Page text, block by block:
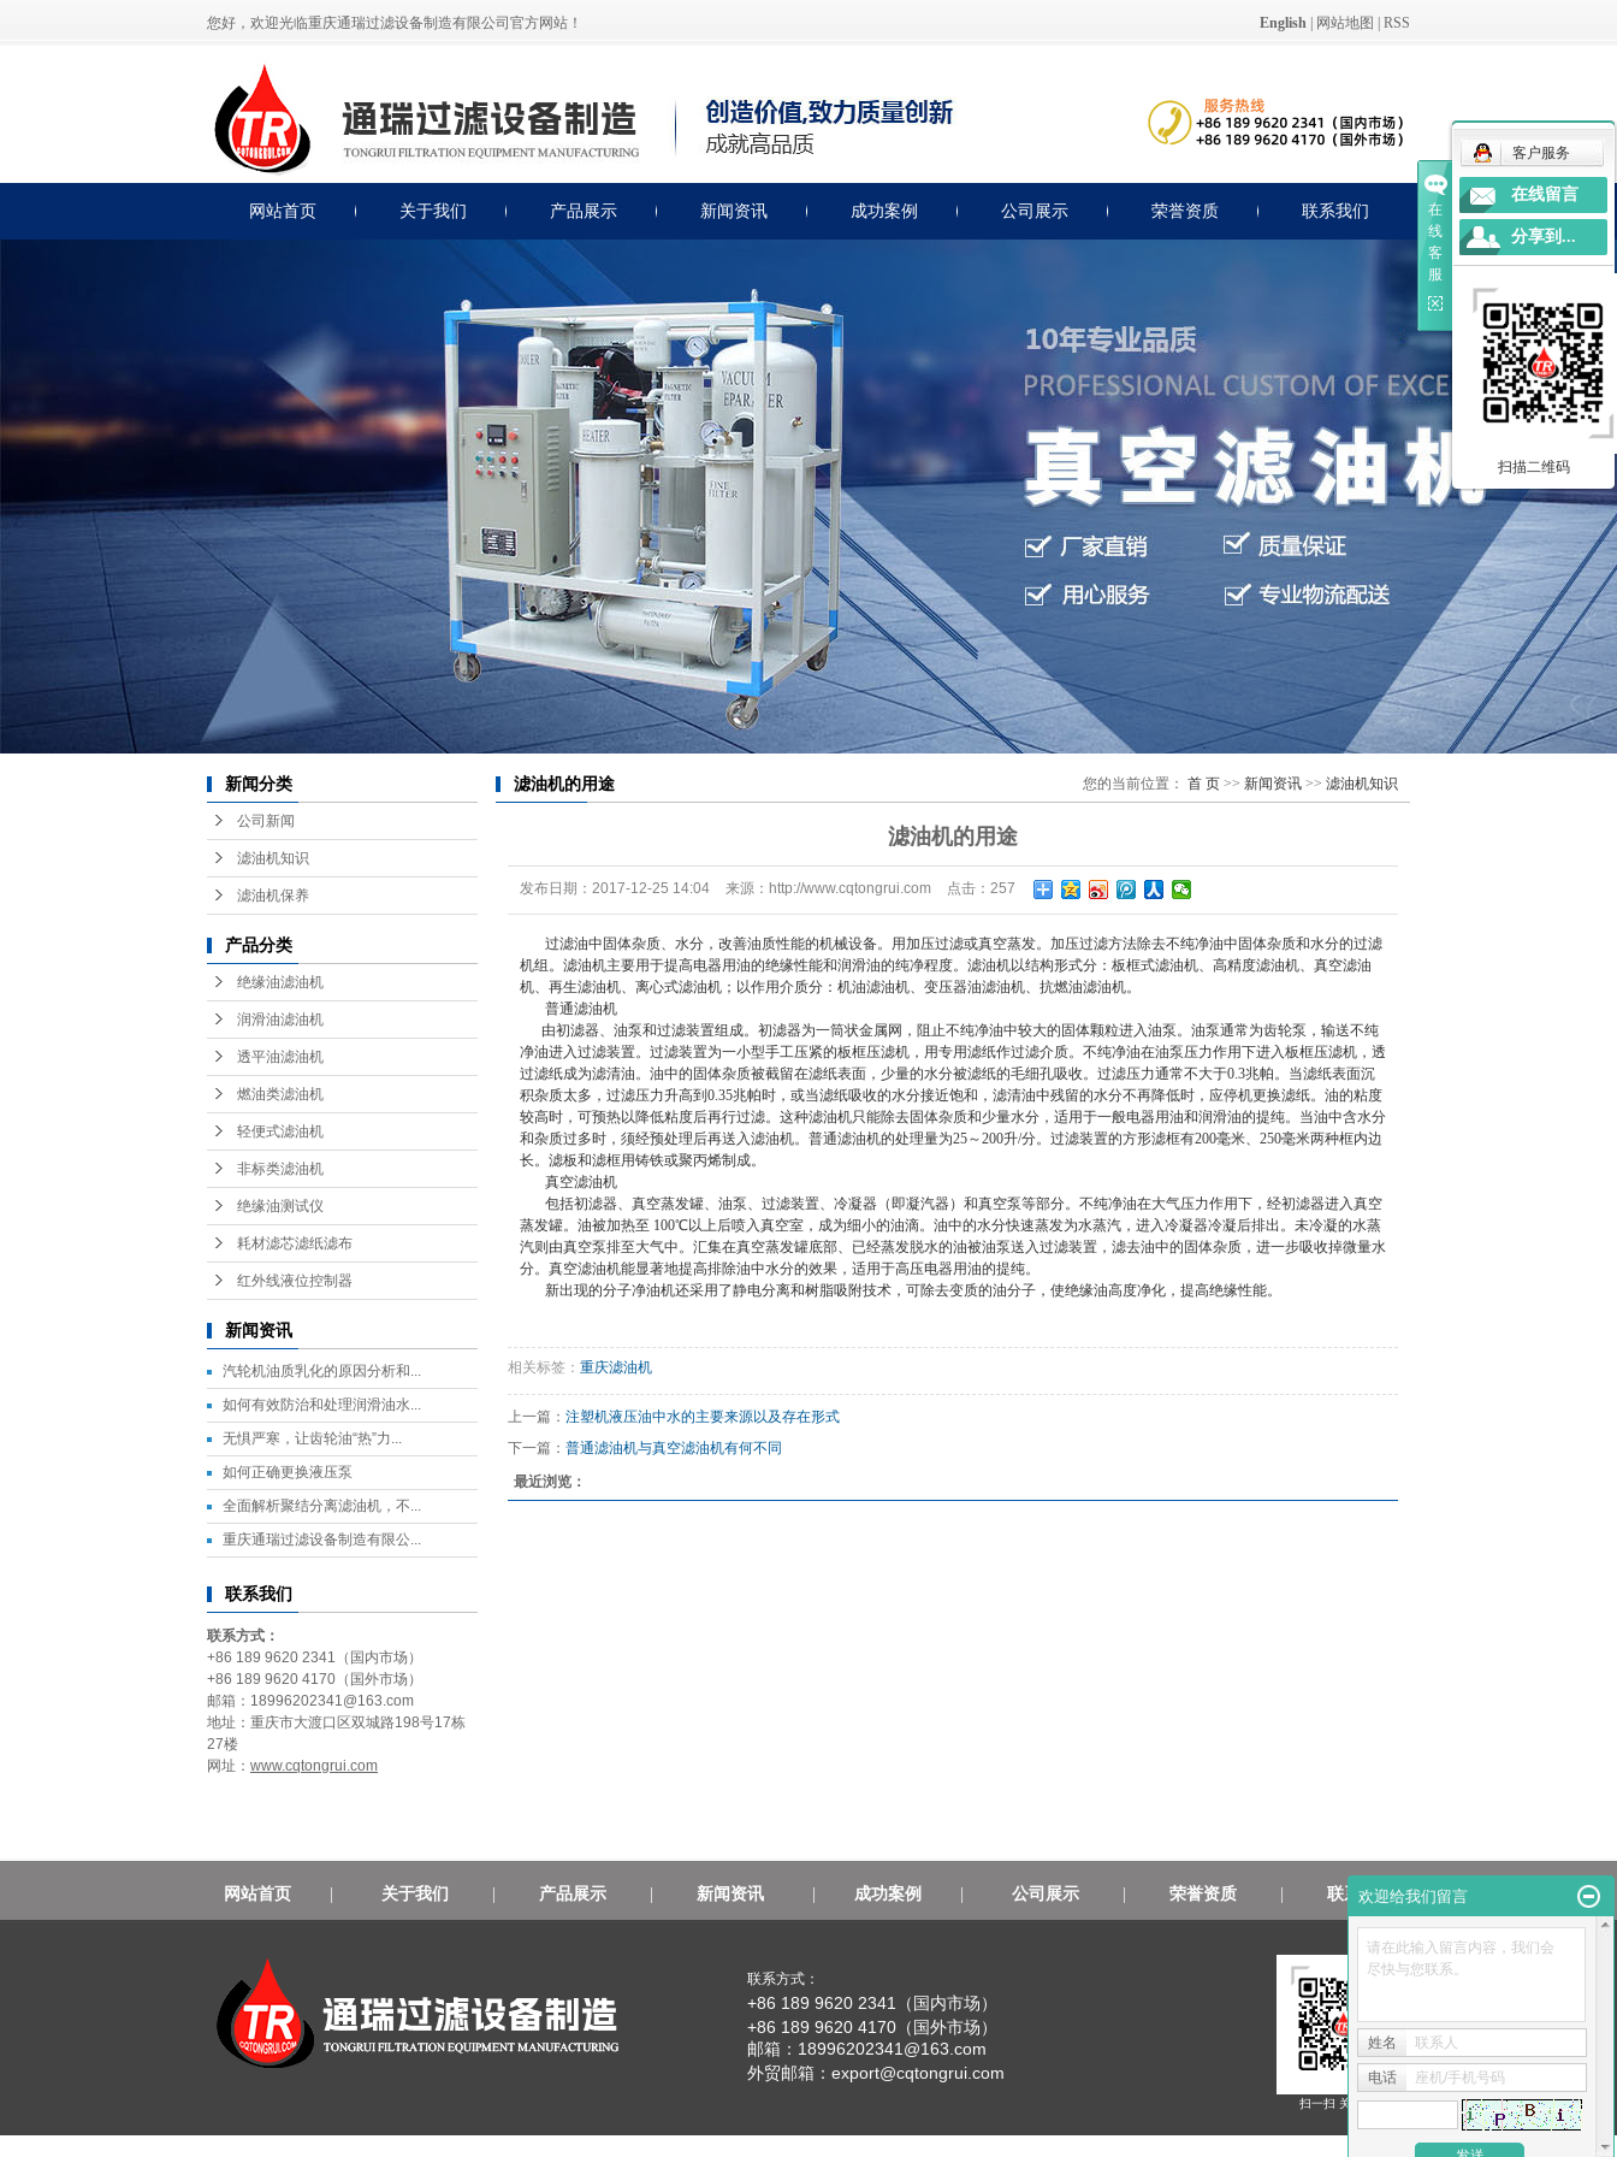
您好，欢迎光临重庆通瑞过滤设备制造有限公司官方网站！ English 网站地图 RSS
网站首页 关于我们
公司展示
联系我们
产品展示
绝缘油滤油机
润滑油滤油机
透平油滤油机
燃油类滤油机
轻便式滤油机
非标类滤油机
绝缘油测试仪
耗材滤芯滤纸滤布
红外线液位控制器
新闻资讯
滤油机知识
滤油机保养
成功案例 公司展示 荣誉资质 联系我们
新闻分类
公司新闻
滤油机知识
滤油机保养
产品分类
绝缘油滤油机
润滑油滤油机
透平油滤油机
燃油类滤油机
轻便式滤油机
非标类滤油机
绝缘油测试仪
耗材滤芯滤纸滤布
红外线液位控制器
新闻资讯
汽轮机油质乳化的原因分析和...
如何有效防治和处理润滑油水...
无惧严寒，让齿轮油“热”力...
如何正确更换液压泵
全面解析聚结分离滤油机，不...
重庆通瑞过滤设备制造有限公...
联系我们
联系方式：
+86 189 9620 2341（国内市场）
+86 189 9620 4170（国外市场）
邮箱：18996202341@163.com
地址：重庆市大渡口区双城路198号17栋
27楼
网址： www.cqtongrui.com
滤油机的用途 您的当前位置： 首 页 >> 新闻资讯 >> 滤油机知识
滤油机的用途
发布日期： 2017-12-25 14:04 来源： http://www.cqtongrui.com 点击： 257
过滤油中固体杂质、水分，改善油质性能的机械设备。用加压过滤或真空蒸发。加压过滤方法除去不纯净油中固体杂质和水分的过滤
机组。滤油机主要用于提高电器用油的绝缘性能和润滑油的纯净程度。滤油机以结构形式分：板框式滤油机、高精度滤油机、真空滤油
机、再生滤油机、离心式滤油机；以作用介质分：机油滤油机、变压器油滤油机、抗燃油滤油机。
普通滤油机
由初滤器、油泵和过滤装置组成。初滤器为一筒状金属网，阻止不纯净油中较大的固体颗粒进入油泵。油泵通常为齿轮泵，输送不纯
净油进入过滤装置。过滤装置为一小型手工压紧的板框压滤机，用专用滤纸作过滤介质。不纯净油在油泵压力作用下进入板框压滤机，透
过滤纸成为滤清油。油中的固体杂质被截留在滤纸表面，少量的水分被滤纸的毛细孔吸收。过滤压力通常不大于0.3兆帕。当滤纸表面沉
积杂质太多，过滤压力升高到0.35兆帕时，或当滤纸吸收的水分接近饱和，滤清油中残留的水分不再降低时，应停机更换滤纸。油的粘度
较高时，可预热以降低粘度后再行过滤。这种滤油机只能除去固体杂质和少量水分，适用于一般电器用油和润滑油的提纯。当油中含水分
和杂质过多时，须经预处理后再送入滤油机。普通滤油机的处理量为25～200升/分。过滤装置的方形滤框有200毫米、250毫米两种框内边
长。滤板和滤框用铸铁或聚丙烯制成。
真空滤油机
包括初滤器、真空蒸发罐、油泵、过滤装置、冷凝器（即凝汽器）和真空泵等部分。不纯净油在大气压力作用下，经初滤器进入真空
蒸发罐。油被加热至 100℃以上后喷入真空室，成为细小的油滴。油中的水分快速蒸发为水蒸汽，进入冷凝器冷凝后排出。未冷凝的水蒸
汽则由真空泵排至大气中。汇集在真空蒸发罐底部、已经蒸发脱水的油被油泵送入过滤装置，滤去油中的固体杂质，进一步吸收掉微量水
分。真空滤油机能显著地提高排除油中水分的效果，适用于高压电器用油的提纯。
新出现的分子净油机还采用了静电分离和树脂吸附技术，可除去变质的油分子，使绝缘油高度净化，提高绝缘性能。
相关标签： 重庆滤油机
上一篇： 注塑机液压油中水的主要来源以及存在形式
下一篇： 普通滤油机与真空滤油机有何不同
最近浏览：
网站首页 关于我们 产品展示| 新闻资讯| 成功案例 公司展示| 荣誉资质| 联系我们
联系方式：
+86 189 9620 2341（国内市场）
+86 189 9620 4170（国外市场）
邮箱：18996202341@163.com
外贸邮箱： export@cqtongrui.com
扫一扫 关注我们
在
线
客
服
客户服务
在线留言
分享到...
扫描二维码
欢迎给我们留言
请在此输入留言内容，我们会
尽快与您联系。
姓名 联系人
电话 座机/手机号码